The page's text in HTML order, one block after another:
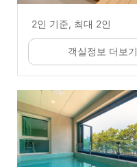
2인 기준, 최대 2인
객실정보 더보기